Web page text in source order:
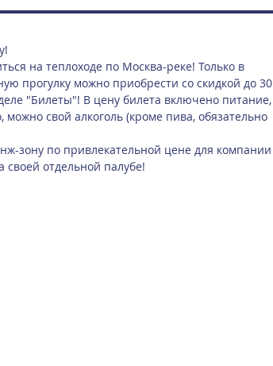
на теплоходе по Москва-реке! Только в
прогулку можно приобрести со скидкой до 30
"Билеты"! В цену билета включено питание,
можно свой алкоголь (кроме пива, обязательно
зону по привлекательной цене для компании
своей отдельной палубе!